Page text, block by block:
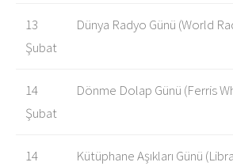
13
Şubat
Dünya Radyo Günü (World
14
Şubat
Dönme Dolap Günü (Ferris
14
Kütüphane Aşıkları Günü